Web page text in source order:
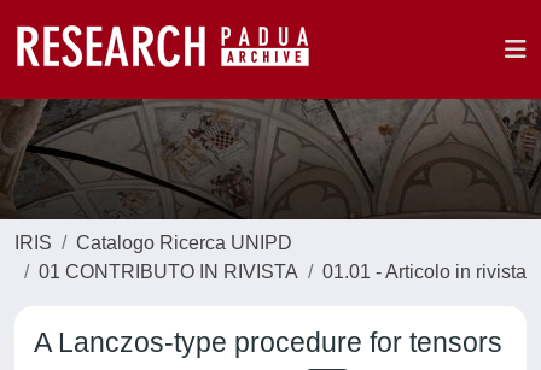
IRIS
Catalogo Ricerca UNIPD
01 CONTRIBUTO IN RIVISTA
01.01 - Articolo in rivista
A Lanczos-type procedure for tensors